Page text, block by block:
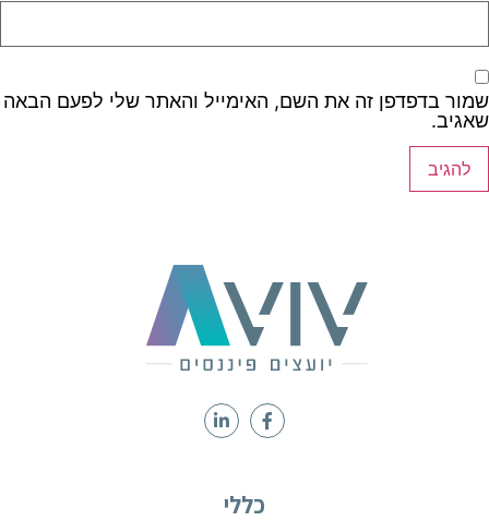
שמור בדפדפן זה את השם, האימייל והאתר שלי לפעם הבאה
שאגיב.
כללי